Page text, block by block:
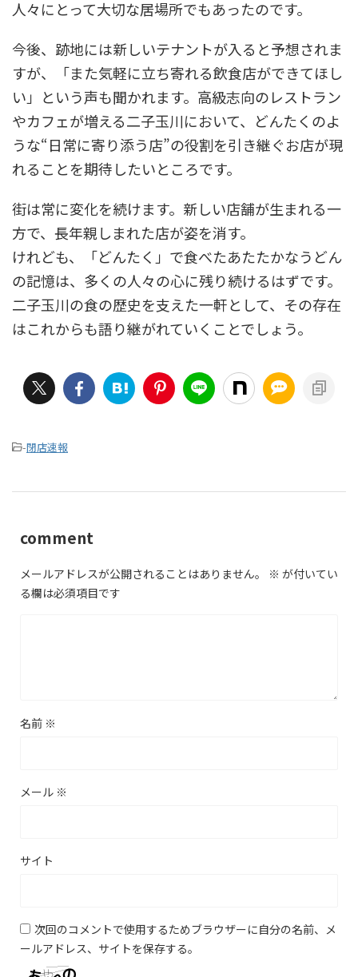
人々にとって大切な居場所でもあったのです。
今後、跡地には新しいテナントが入ると予想されま
すが、「また気軽に立ち寄れる飲食店ができてほし
い」という声も聞かれます。高級志向のレストラン
やカフェが増える二子玉川において、どんたくのよ
うな“日常に寄り添う店”の役割を引き継ぐお店が現
れることを期待したいところです。
街は常に変化を続けます。新しい店舗が生まれる一
方で、長年親しまれた店が姿を消す。
けれども、「どんたく」で食べたあたたかなうどん
の記憶は、多くの人々の心に残り続けるはずです。
二子玉川の食の歴史を支えた一軒として、その存在
はこれからも語り継がれていくことでしょう。
-閉店速報
comment
メールアドレスが公開されることはありません。 ※ が付いてい
る欄は必須項目です
名前 ※
メール ※
サイト
次回のコメントで使用するためブラウザーに自分の名前、メ
ールアドレス、サイトを保存する。